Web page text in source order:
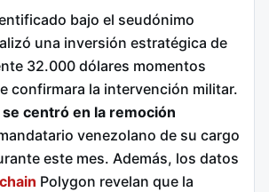
bajo el seudónimo
una inversión estratégica de
32.000 dólares momentos
confirmara la intervención militar.
centró en la remoción
venezolano de su cargo
este mes. Además, los datos
Polygon revelan que la